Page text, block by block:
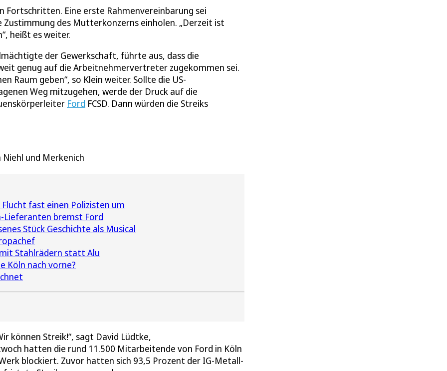
Fortschritten. Eine erste Rahmenvereinbarung sei
des Mutterkonzerns einholen. „Derzeit ist
heißt es weiter.
der Gewerkschaft, führte aus, dass die
genug auf die Arbeitnehmervertreter zugekommen sei.
Raum geben“, so Klein weiter. Sollte die US-
Weg mitzugehen, werde der Druck auf die
Ford FCSD. Dann würden die Streiks
und Merkenich
fast einen Polizisten um
Lieferanten bremst Ford
Stück Geschichte als Musical
Stahlrädern statt Alu
Köln nach vorne?
können Streik!“, sagt David Lüdtke,
hatten die rund 11.500 Mitarbeitende von Ford in Köln
blockiert. Zuvor hatten sich 93,5 Prozent der IG-Metall-